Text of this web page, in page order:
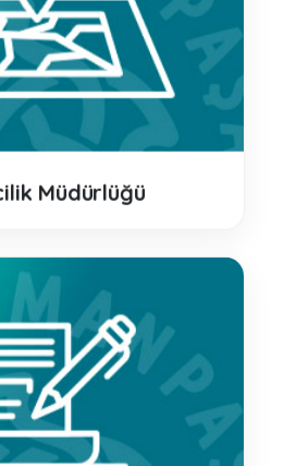
Müdürlüğü